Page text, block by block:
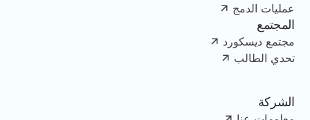
عمليات الدمج
المجتمع
مجتمع ديسكورد
تحدي الطالب
الشركة